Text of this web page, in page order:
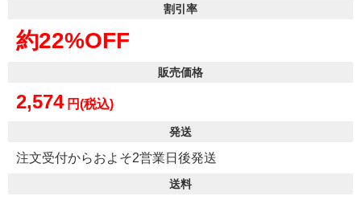
割引率
約22%OFF
販売価格
2,574 円(税込)
発送
注文受付からおよそ2営業日後発送
送料